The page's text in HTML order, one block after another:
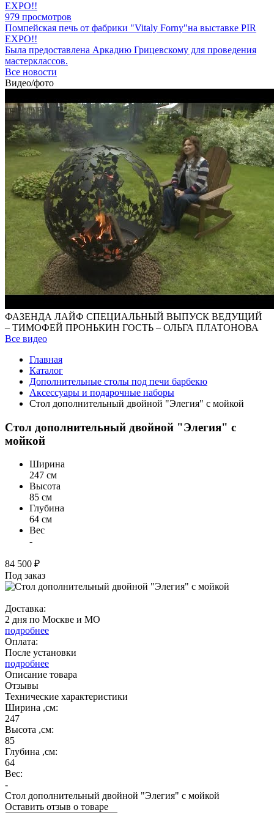
979 просмотров
Помпейская печь от фабрики "Vitaly Forny"на выставке PIR
EXPO!!
Была предоставлена Аркадию Грицевскому для проведения
мастерклассов.
Все новости
Видео/фото
ФАЗЕНДА ЛАЙФ СПЕЦИАЛЬНЫЙ ВЫПУСК ВЕДУЩИЙ
– ТИМОФЕЙ ПРОНЬКИН ГОСТЬ – ОЛЬГА ПЛАТОНОВА
Все видео
Главная
Каталог
Дополнительные столы под печи барбекю
Аксессуары и подарочные наборы
Стол дополнительный двойной "Элегия" с мойкой
Стол дополнительный двойной "Элегия" с
мойкой
Ширина
247 см
Высота
85 см
Глубина
64 см
Вес
-
84 500 ₽
Под заказ
Доставка:
2 дня по Москве и МО
подробнее
Оплата:
После установки
подробнее
Описание товара
Отзывы
Технические характеристики
Ширина ,см:
247
Высота ,см:
85
Глубина ,см:
64
Вес:
-
Стол дополнительный двойной "Элегия" с мойкой
Оставить отзыв о товаре